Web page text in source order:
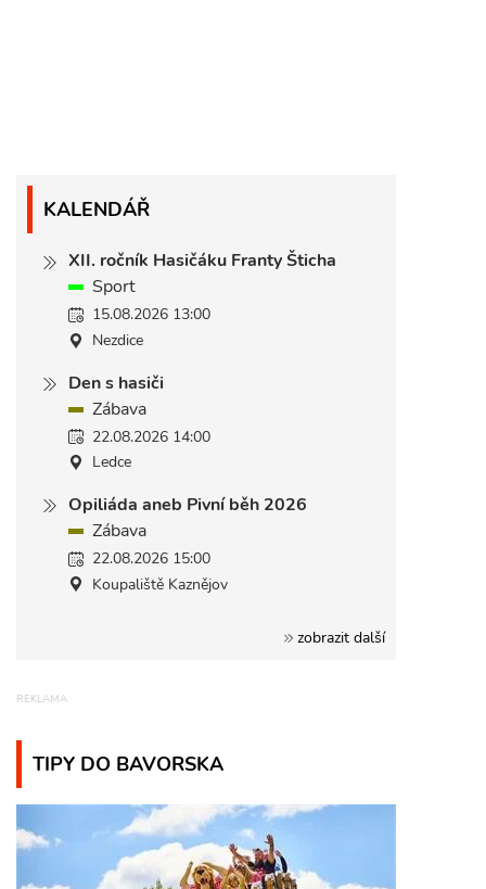
KALENDÁŘ
XII. ročník Hasičáku Franty Šticha
Sport
15.08.2026 13:00
Nezdice
Den s hasiči
Zábava
22.08.2026 14:00
Ledce
Opiliáda aneb Pivní běh 2026
Zábava
22.08.2026 15:00
Koupaliště Kaznějov
zobrazit další
TIPY DO BAVORSKA